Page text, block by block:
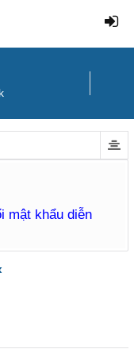
mật khẩu diễn